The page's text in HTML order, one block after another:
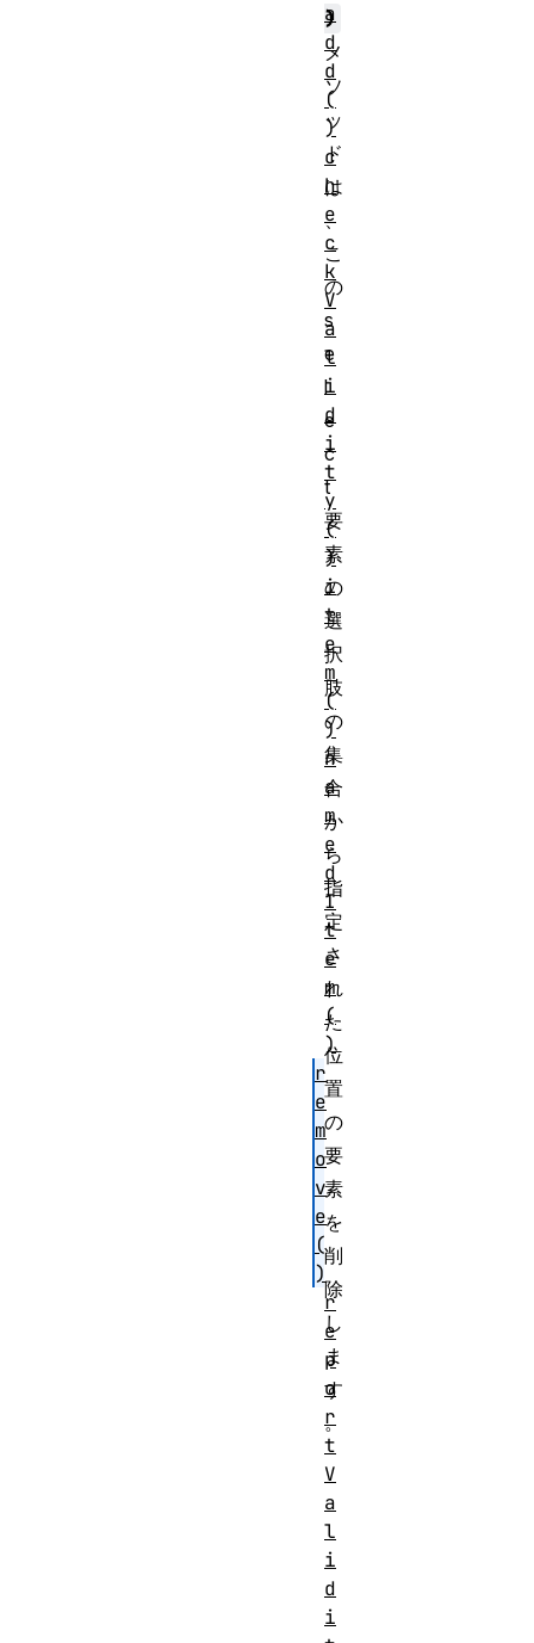
)
メ
ソ
ッ
ド
は
、
こ
の
s
e
l
e
c
t
要
素
の
選
択
肢
の
集
合
か
ら
指
定
さ
れ
た
位
置
の
要
素
を
削
除
し
ま
す
。
a
d
d
(
)
c
h
e
c
k
V
a
l
i
d
i
t
y
(
)
i
t
e
m
(
)
n
a
m
e
d
I
t
e
m
(
)
r
e
m
o
v
e
(
)
r
e
p
o
r
t
V
a
l
i
d
i